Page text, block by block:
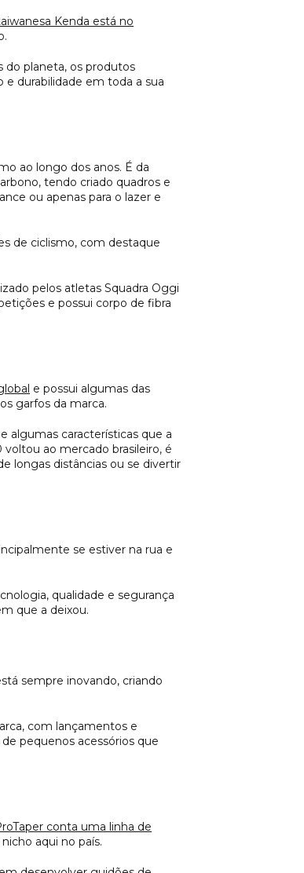
Kenda está no
do planeta, os produtos
durabilidade em toda a sua
ao longo dos anos. É da
tendo criado quadros e
ou apenas para o lazer e
de ciclismo, com destaque
pelos atletas Squadra Oggi
e possui corpo de fibra
e possui algumas das
garfos da marca.
algumas características que a
ao mercado brasileiro, é
longas distâncias ou se divertir
se estiver na rua e
qualidade e segurança
que a deixou.
sempre inovando, criando
com lançamentos e
pequenos acessórios que
conta uma linha de
aqui no país.